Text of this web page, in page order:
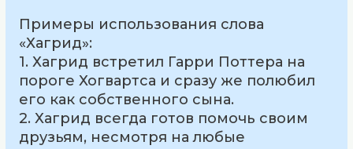
Примеры использования слова
«Хагрид»:
1. Хагрид встретил Гарри Поттера на
пороге Хогвартса и сразу же полюбил
его как собственного сына.
2. Хагрид всегда готов помочь своим
друзьям, несмотря на любые